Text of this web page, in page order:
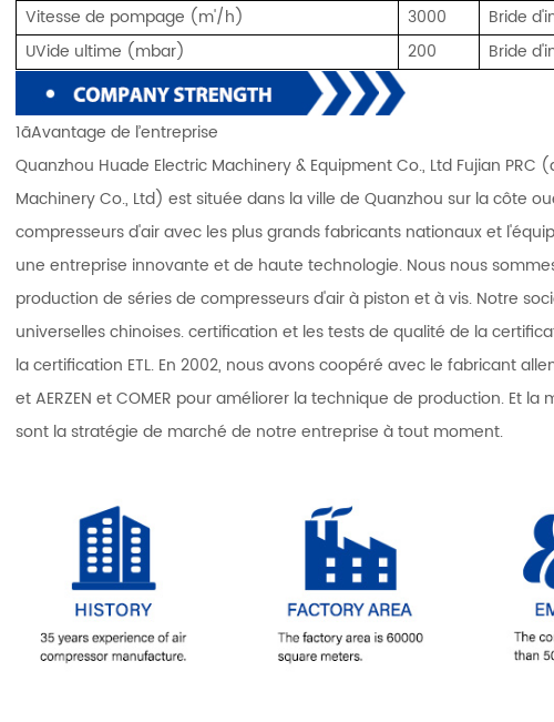
Vitesse de pompage (m'/h) 3000 Bride
UVide ultime (mbar) 200 Bride
1ãAvantage de l’entreprise
Quanzhou Huade Electric Machinery & Equipment Co., Ltd Fujian
Machinery Co., Ltd) est située dans la ville de Quanzhou sur la côte
compresseurs d'air avec les plus grands fabricants nationaux et
une entreprise innovante et de haute technologie. Nous nous
production de séries de compresseurs d'air à piston et à vis. Notre
universelles chinoises. certification et les tests de qualité de la
la certification ETL. En 2002, nous avons coopéré avec le fabricant
et AERZEN et COMER pour améliorer la technique de production. Et
sont la stratégie de marché de notre entreprise à tout moment.